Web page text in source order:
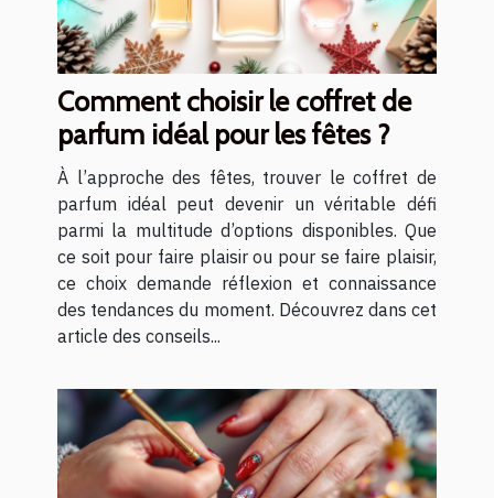
Comment choisir le coffret de
parfum idéal pour les fêtes ?
À l’approche des fêtes, trouver le coffret de
parfum idéal peut devenir un véritable défi
parmi la multitude d’options disponibles. Que
ce soit pour faire plaisir ou pour se faire plaisir,
ce choix demande réflexion et connaissance
des tendances du moment. Découvrez dans cet
article des conseils...